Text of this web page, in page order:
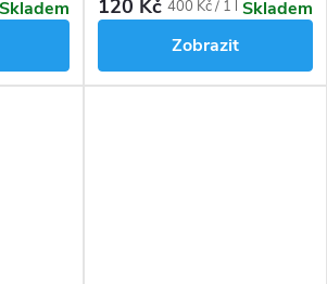
Skladem
můry a larvy. Obsahuje
rostlinné insekticidní složky
(geranioil). Neobsahuje DEET.
120 Kč Měrná
400 Kč / 1 l Skladem
Zobrazit